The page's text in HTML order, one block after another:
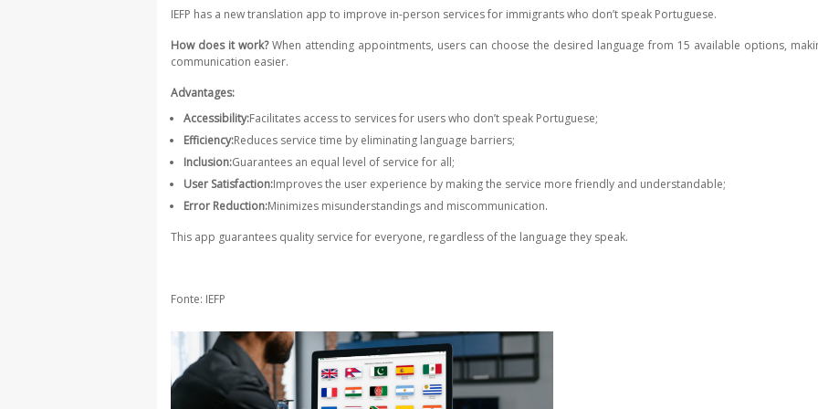
IEFP has a new translation app to improve in-person services for immigrants who don’t speak Portuguese.
How does it work?When attending appointments, users can choose the desired language from 15 available options,
communication easier.
Advantages:
Accessibility:Facilitates access to services for users who don’t speak Portuguese;
Efficiency:Reduces service time by eliminating language barriers;
Inclusion:Guarantees an equal level of service for all;
User Satisfaction:Improves the user experience by making the service more friendly and understandable;
Error Reduction:Minimizes misunderstandings and miscommunication.
This app guarantees quality service for everyone, regardless of the language they speak.
Fonte: IEFP